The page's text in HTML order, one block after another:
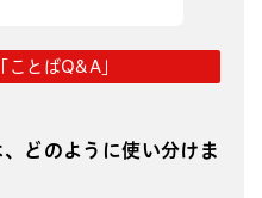
ことばQ&A」
どのように使い分けま